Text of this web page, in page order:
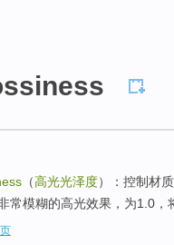
（高光光泽度）：控制材
常模糊的高光效果，为1.0，